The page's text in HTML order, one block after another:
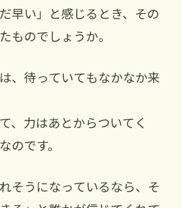
早い」と感じるとき、その
ものでしょうか。
、待っていてもなかなか来
、力はあとからついてく
のです。
そうになっているなら、そ